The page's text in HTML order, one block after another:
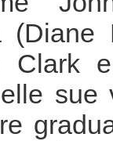
(Diane
Clark
sue